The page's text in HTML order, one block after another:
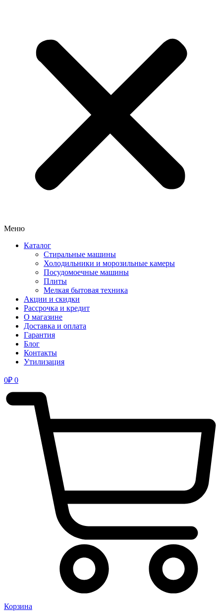
Меню
Каталог
Стиральные машины
Холодильники и морозильные камеры
Посудомоечные машины
Плиты
Мелкая бытовая техника
Акции и скидки
Рассрочка и кредит
О магазине
Доставка и оплата
Гарантия
Блог
Контакты
Утилизация
0₽ 0
Корзина